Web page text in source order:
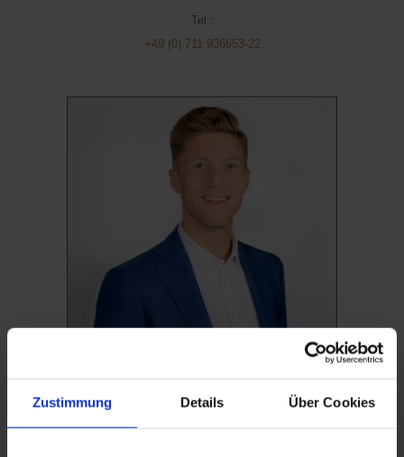
Zustimmung Details Über Cookies
Tel.:
+49 (0) 711 936653-22
vCard